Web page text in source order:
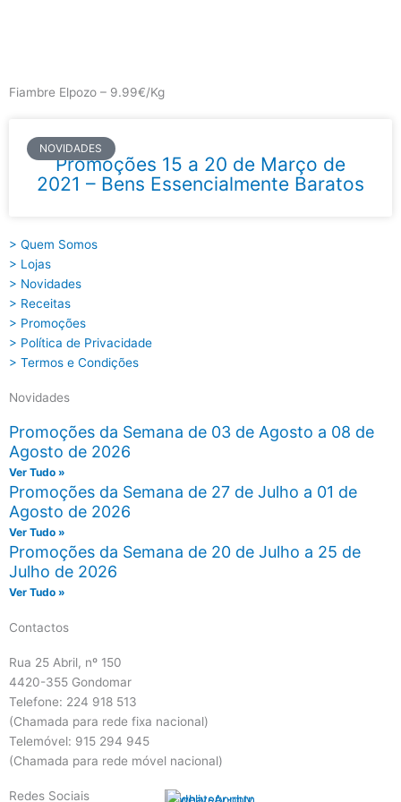
Fiambre Elpozo – 9.99€/Kg
NOVIDADES
Promoções 15 a 20 de Março de
2021 – Bens Essencialmente Baratos
> Quem Somos
> Lojas
> Novidades
> Receitas
> Promoções
> Política de Privacidade
> Termos e Condições
Novidades
Promoções da Semana de 03 de Agosto a 08 de
Agosto de 2026
Ver Tudo »
Promoções da Semana de 27 de Julho a 01 de
Agosto de 2026
Ver Tudo »
Promoções da Semana de 20 de Julho a 25 de
Julho de 2026
Ver Tudo »
Contactos
Rua 25 Abril, nº 150
4420-355 Gondomar
Telefone: 224 918 513
(Chamada para rede fixa nacional)
Telemóvel: 915 294 945
(Chamada para rede móvel nacional)
Redes Sociais